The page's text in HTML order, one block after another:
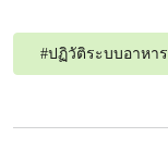
#ปฏิวัติระบบอาหาร